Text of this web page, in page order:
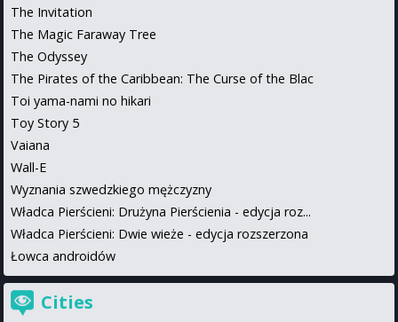
The Invitation
The Magic Faraway Tree
The Odyssey
The Pirates of the Caribbean: The Curse of the Blac
Toi yama-nami no hikari
Toy Story 5
Vaiana
Wall-E
Wyznania szwedzkiego mężczyzny
Władca Pierścieni: Drużyna Pierścienia - edycja roz...
Władca Pierścieni: Dwie wieże - edycja rozszerzona
Łowca androidów
Cities